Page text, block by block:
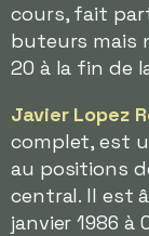
cours, fait
buteurs mais
20 à la fin de
Javier Lopez
complet, est
au positions
central. Il est
janvier 1986 à